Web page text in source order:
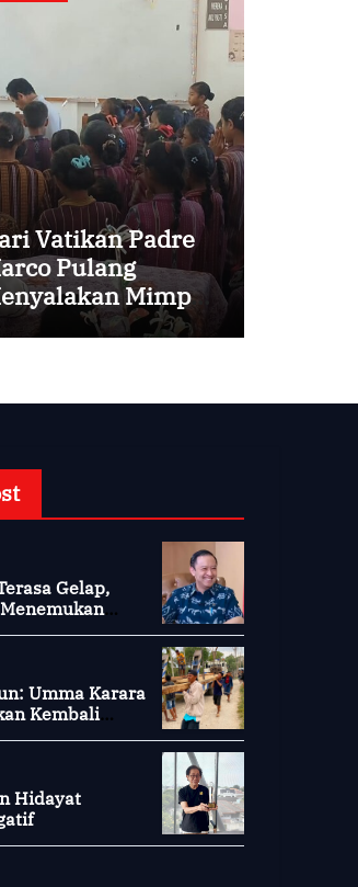
Vatikan Padre
Pulang
Mimpi
anak Desa
Gelap,
Umma Karara
Kembali
Hidayat